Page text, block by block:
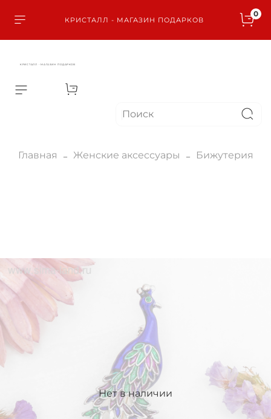
КРИСТАЛЛ - МАГАЗИН ПОДАРКОВ
0
КРИСТАЛЛ - МАГАЗИН ПОДАРКОВ
Главная Женские аксессуары Бижутерия
Нет в наличии